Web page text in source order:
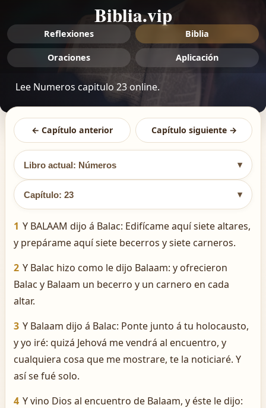
Biblia.vip
Reflexiones Biblia
Oraciones Aplicación
Lee Numeros capitulo 23 online.
← Capítulo anterior Capítulo siguiente →
Libro actual: Números ▾
Capítulo: 23 ▾
1 Y BALAAM dijo á Balac: Edifícame aquí siete altares,
y prepárame aquí siete becerros y siete carneros.
2 Y Balac hizo como le dijo Balaam: y ofrecieron
Balac y Balaam un becerro y un carnero en cada
altar.
3 Y Balaam dijo á Balac: Ponte junto á tu holocausto,
y yo iré: quizá Jehová me vendrá al encuentro, y
cualquiera cosa que me mostrare, te la noticiaré. Y
así se fué solo.
4 Y vino Dios al encuentro de Balaam, y éste le dijo: